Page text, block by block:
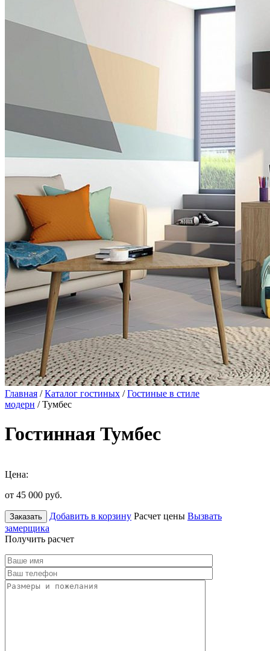
Главная /Каталог гостиных /Гостиные в стиле
модерн / Тумбес
Гостинная Тумбес
Цена:
от 45 000 руб.
Заказать Добавить в корзину Расчет цены Вызвать
замерщика
Получить расчет